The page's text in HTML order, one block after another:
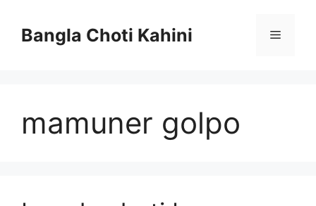
contentBangla Choti Kahini Menu
mamuner golpo